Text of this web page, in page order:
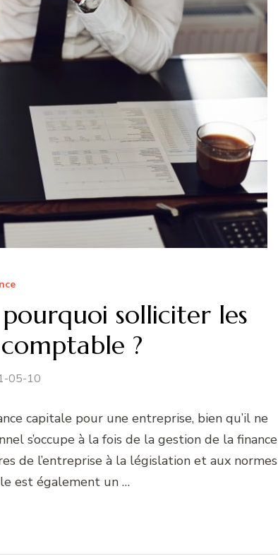
solliciter les
?
05-10
capitale pour une entreprise, bien qu’il ne
s’occupe à la fois de la gestion de la finance
de l’entreprise à la législation et aux normes
est également un …